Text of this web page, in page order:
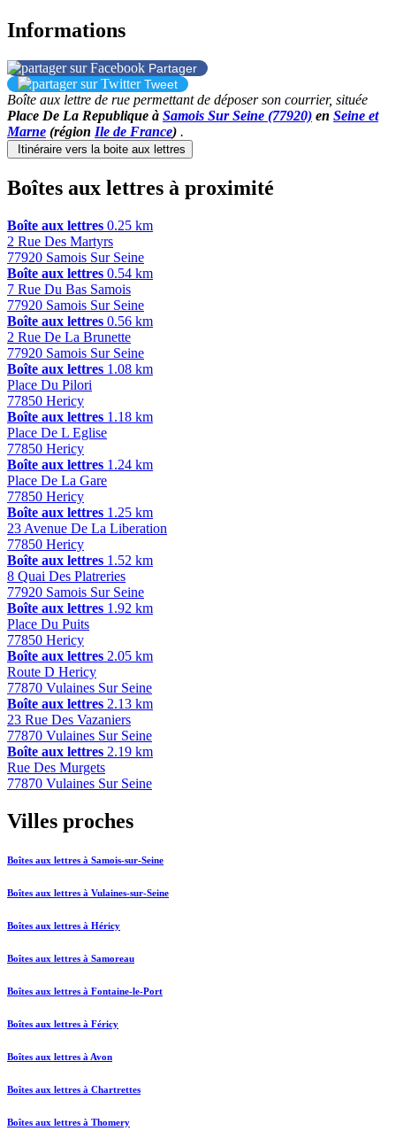
Informations
Partager
Tweet
Boîte aux lettre de rue permettant de déposer son courrier, située
Place De La Republique à Samois Sur Seine (77920) en Seine et
Marne (région Ile de France) .
Itinéraire vers la boite aux lettres
+
Boîtes aux lettres à proximité
Boîte aux lettres 0.25 km
2 Rue Des Martyrs
77920 Samois Sur Seine
Boîte aux lettres 0.54 km
7 Rue Du Bas Samois
77920 Samois Sur Seine
Boîte aux lettres 0.56 km
2 Rue De La Brunette
77920 Samois Sur Seine
Boîte aux lettres 1.08 km
Place Du Pilori
77850 Hericy
Boîte aux lettres 1.18 km
Place De L Eglise
77850 Hericy
Boîte aux lettres 1.24 km
Place De La Gare
77850 Hericy
Boîte aux lettres 1.25 km
23 Avenue De La Liberation
77850 Hericy
Boîte aux lettres 1.52 km
8 Quai Des Platreries
77920 Samois Sur Seine
Boîte aux lettres 1.92 km
Place Du Puits
77850 Hericy
Boîte aux lettres 2.05 km
Route D Hericy
77870 Vulaines Sur Seine
Boîte aux lettres 2.13 km
23 Rue Des Vazaniers
77870 Vulaines Sur Seine
Boîte aux lettres 2.19 km
Rue Des Murgets
77870 Vulaines Sur Seine
Villes proches
Boîtes aux lettres à Samois-sur-Seine
Boîtes aux lettres à Vulaines-sur-Seine
Boîtes aux lettres à Héricy
Boîtes aux lettres à Samoreau
Boîtes aux lettres à Fontaine-le-Port
Boîtes aux lettres à Féricy
Boîtes aux lettres à Avon
Boîtes aux lettres à Chartrettes
Boîtes aux lettres à Thomery